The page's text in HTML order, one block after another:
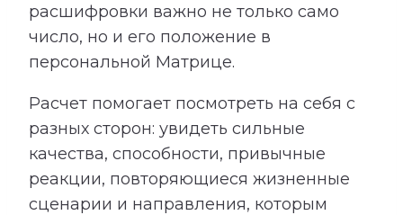
расшифровки важно не только само
число, но и его положение в
персональной Матрице.
Расчет помогает посмотреть на себя с
разных сторон: увидеть сильные
качества, способности, привычные
реакции, повторяющиеся жизненные
сценарии и направления, которым